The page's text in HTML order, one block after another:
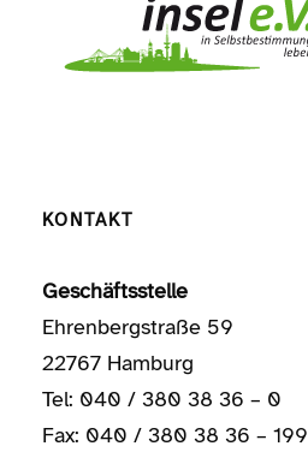
KONTAKT
Geschäftsstelle
Ehrenbergstraße 59
22767 Hamburg
Tel: 040 / 380 38 36 – 0
Fax: 040 / 380 38 36 – 199